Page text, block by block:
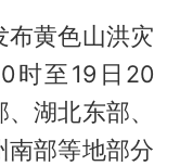
布黄色山洪灾
时至19日20
湖北东部、
南部等地部分